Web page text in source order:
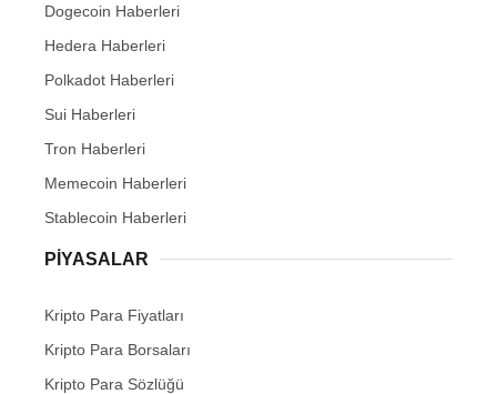
Dogecoin Haberleri
Hedera Haberleri
Polkadot Haberleri
Sui Haberleri
Tron Haberleri
Memecoin Haberleri
Stablecoin Haberleri
PIYASALAR
Kripto Para Fiyatları
Kripto Para Borsaları
Kripto Para Sözlüğü